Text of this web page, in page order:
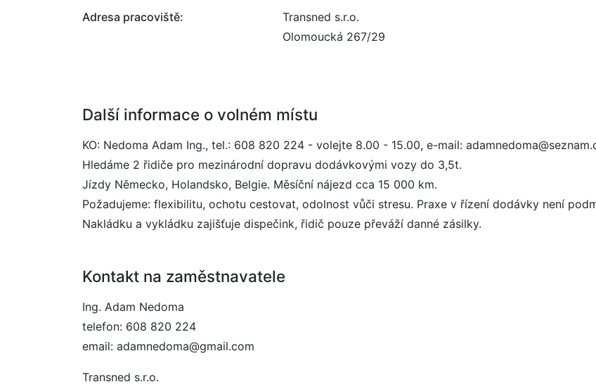
Adresa pracoviště:
Transned s.r.o.
Olomoucká 267/29
Další informace o volném místu
KO: Nedoma Adam Ing., tel.: 608 820 224 - volejte 8.00 - 15.00, e-mail:
Hledáme 2 řidiče pro mezinárodní dopravu dodávkovými vozy do 3,5t.
Jízdy Německo, Holandsko, Belgie. Měsíční nájezd cca 15 000 km.
Požadujeme: flexibilitu, ochotu cestovat, odolnost vůči stresu. Praxe v řízení dodávky není
Nakládku a vykládku zajišťuje dispečink, řidič pouze převáží danné zásilky.
Kontakt na zaměstnavatele
Ing. Adam Nedoma
telefon: 608 820 224
email: adamnedoma@gmail.com
Transned s.r.o.